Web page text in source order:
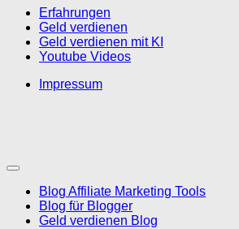
Erfahrungen
Geld verdienen
Geld verdienen mit KI
Youtube Videos
Impressum
Blog Affiliate Marketing Tools
Blog für Blogger
Geld verdienen Blog